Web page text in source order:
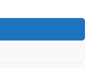
para o seu evento